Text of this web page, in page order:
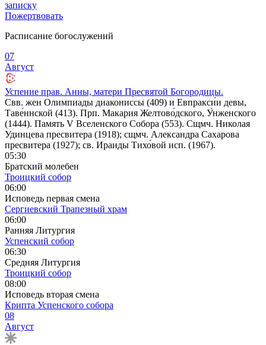
записку
Пожертвовать
Расписание богослужений
07
Август
Успение прав. Анны, матери Пресвятой Богородицы.
Свв. жен Олимпиады диакониссы (409) и Евпракси́и девы,
Таве́ннской (413). Прп. Макария Желтово́дского, У́нженского
(1444). Память V Вселенского Собора (553). Сщмч. Николая
Удинцева пресвитера (1918); сщмч. Александра Сахарова
пресвитера (1927); св. Ираиды Тихо́вой исп. (1967).
05:30
Братский молебен
Троицкий собор
06:00
Исповедь первая смена
Сергиевский Трапезный храм
06:00
Ранняя Литургия
Успенский собор
06:30
Средняя Литургия
Троицкий собор
08:00
Исповедь вторая смена
Крипта Успенского собора
08
Август